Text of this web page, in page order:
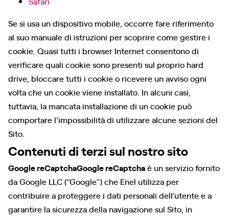
Se si usa un dispositivo mobile, occorre fare riferimento
al suo manuale di istruzioni per scoprire come gestire i
cookie. Quasi tutti i browser Internet consentono di
verificare quali cookie sono presenti sul proprio hard
drive, bloccare tutti i cookie o ricevere un avviso ogni
volta che un cookie viene installato. In alcuni casi,
tuttavia, la mancata installazione di un cookie può
comportare l’impossibilità di utilizzare alcune sezioni del
Sito.
Contenuti di terzi sul nostro sito
Google reCaptchaGoogle reCaptchaè un servizio fornito
da Google LLC (“Google”) che Enel utilizza per
contribuire a proteggere i dati personali dell’utente e a
garantire la sicurezza della navigazione sul Sito, in